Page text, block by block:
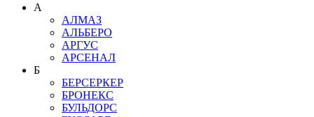
А
АЛМАЗ
АЛЬБЕРО
АРГУС
АРСЕНАЛ
Б
БЕРСЕРКЕР
БРОНЕКС
БУЛЬДОРС